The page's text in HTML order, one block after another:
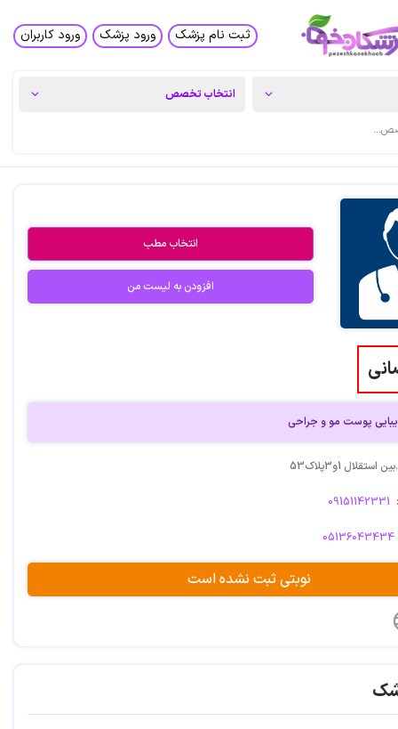
ثبت نام پزشک ورود پزشک ورود کاربران
انتخاب مطب
افزودن به لیست من
پوست مو و جراحی
1و3پلاک53
09151142331
05136043434
نوبتی ثبت نشده است